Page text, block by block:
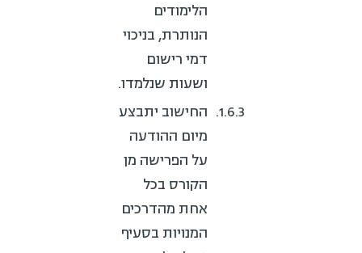
הלימודים
הנותרת, בניכוי
דמי רישום
ושעות שנלמדו.
החישוב יתבצע
מיום ההודעה
על הפרישה מן
הקורס בכל
אחת מהדרכים
המנויות בסעיף